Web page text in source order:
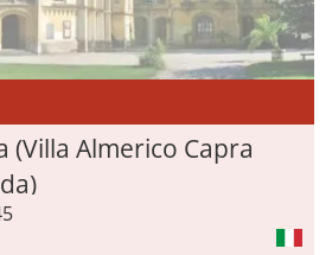
(Villa Almerico Capra